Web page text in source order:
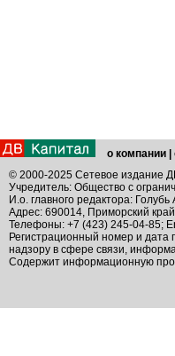
о компании
© 2000-2025 Сетевое издание
Учредитель: Общество с
И.о. главного редактора:
Адрес: 690014, Приморский
Телефоны: +7 (423) 245-04-85;
Регистрационный номер и
надзору в сфере связи,
Содержит информационную